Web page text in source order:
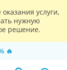
услуги,
нужную
решение.
🔥